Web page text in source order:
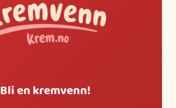
Bli en kremvenn!